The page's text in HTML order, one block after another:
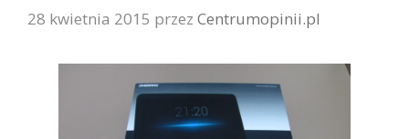
28 kwietnia 2015 przez Centrumopinii.pl